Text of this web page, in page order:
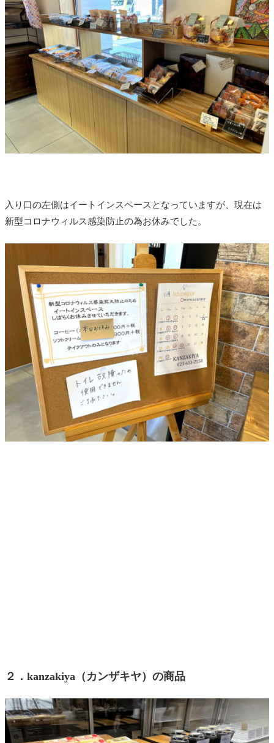
入り口の左側はイートインスペースとなっていますが、現在は
新型コロナウィルス感染防止の為お休みでした。
２．kanzakiya（カンザキヤ）の商品